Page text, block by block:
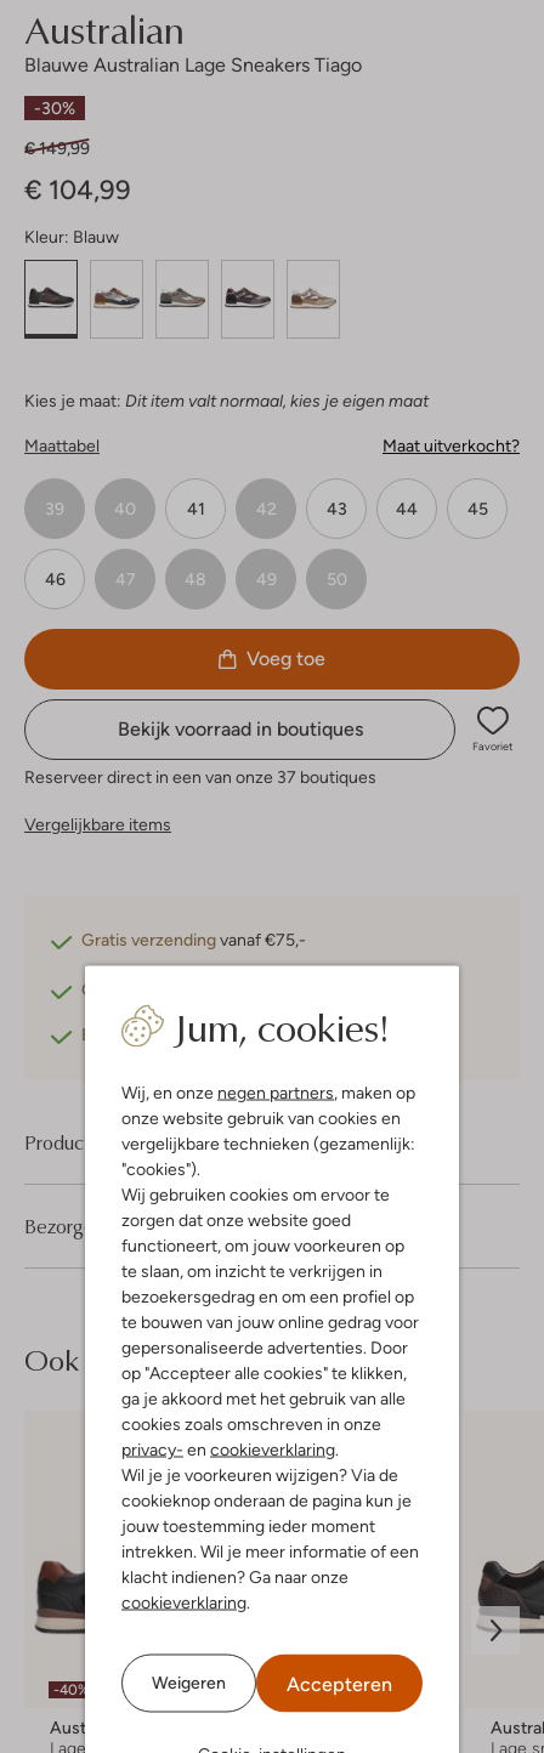
Jum, cookies!
Wij, en onze negen partners , maken op
onze website gebruik van cookies en
vergelijkbare technieken (gezamenlijk:
"cookies").
Wij gebruiken cookies om ervoor te
zorgen dat onze website goed
functioneert, om jouw voorkeuren op
te slaan, om inzicht te verkrijgen in
bezoekersgedrag en om een profiel op
te bouwen van jouw online gedrag voor
gepersonaliseerde advertenties. Door
op "Accepteer alle cookies" te klikken,
ga je akkoord met het gebruik van alle
cookies zoals omschreven in onze
privacy- en cookieverklaring
Wil je je voorkeuren wijzigen? Via de
cookieknop onderaan de pagina kun je
jouw toestemming ieder moment
intrekken. Wil je meer informatie of een
klacht indienen? Ga naar onze
cookieverklaring
Weigeren Accepteren
Australian
Blauwe Australian Lage Sneakers Tiago
-30%
€ 149,99
€ 104,99
Kleur: Blauw
Kies je maat: Dit item valt normaal, kies je eigen maat
Maattabel Maat uitverkocht?
39 40 41 42 43 44 45
46 47 48 49 50
Voeg toe
Bekijk voorraad in boutiques
Favoriet
Reserveer direct in een van onze 37 boutiques
Vergelijkbare items
Gratis verzendingvanaf €75,-
Gratis retourneren
Betaal achterafmet Klarna
Product informatie
Bezorgen & retourneren
Ook iets voor jou?
-40%
Australian
Lage sneakers
Lage sneakers
Lage